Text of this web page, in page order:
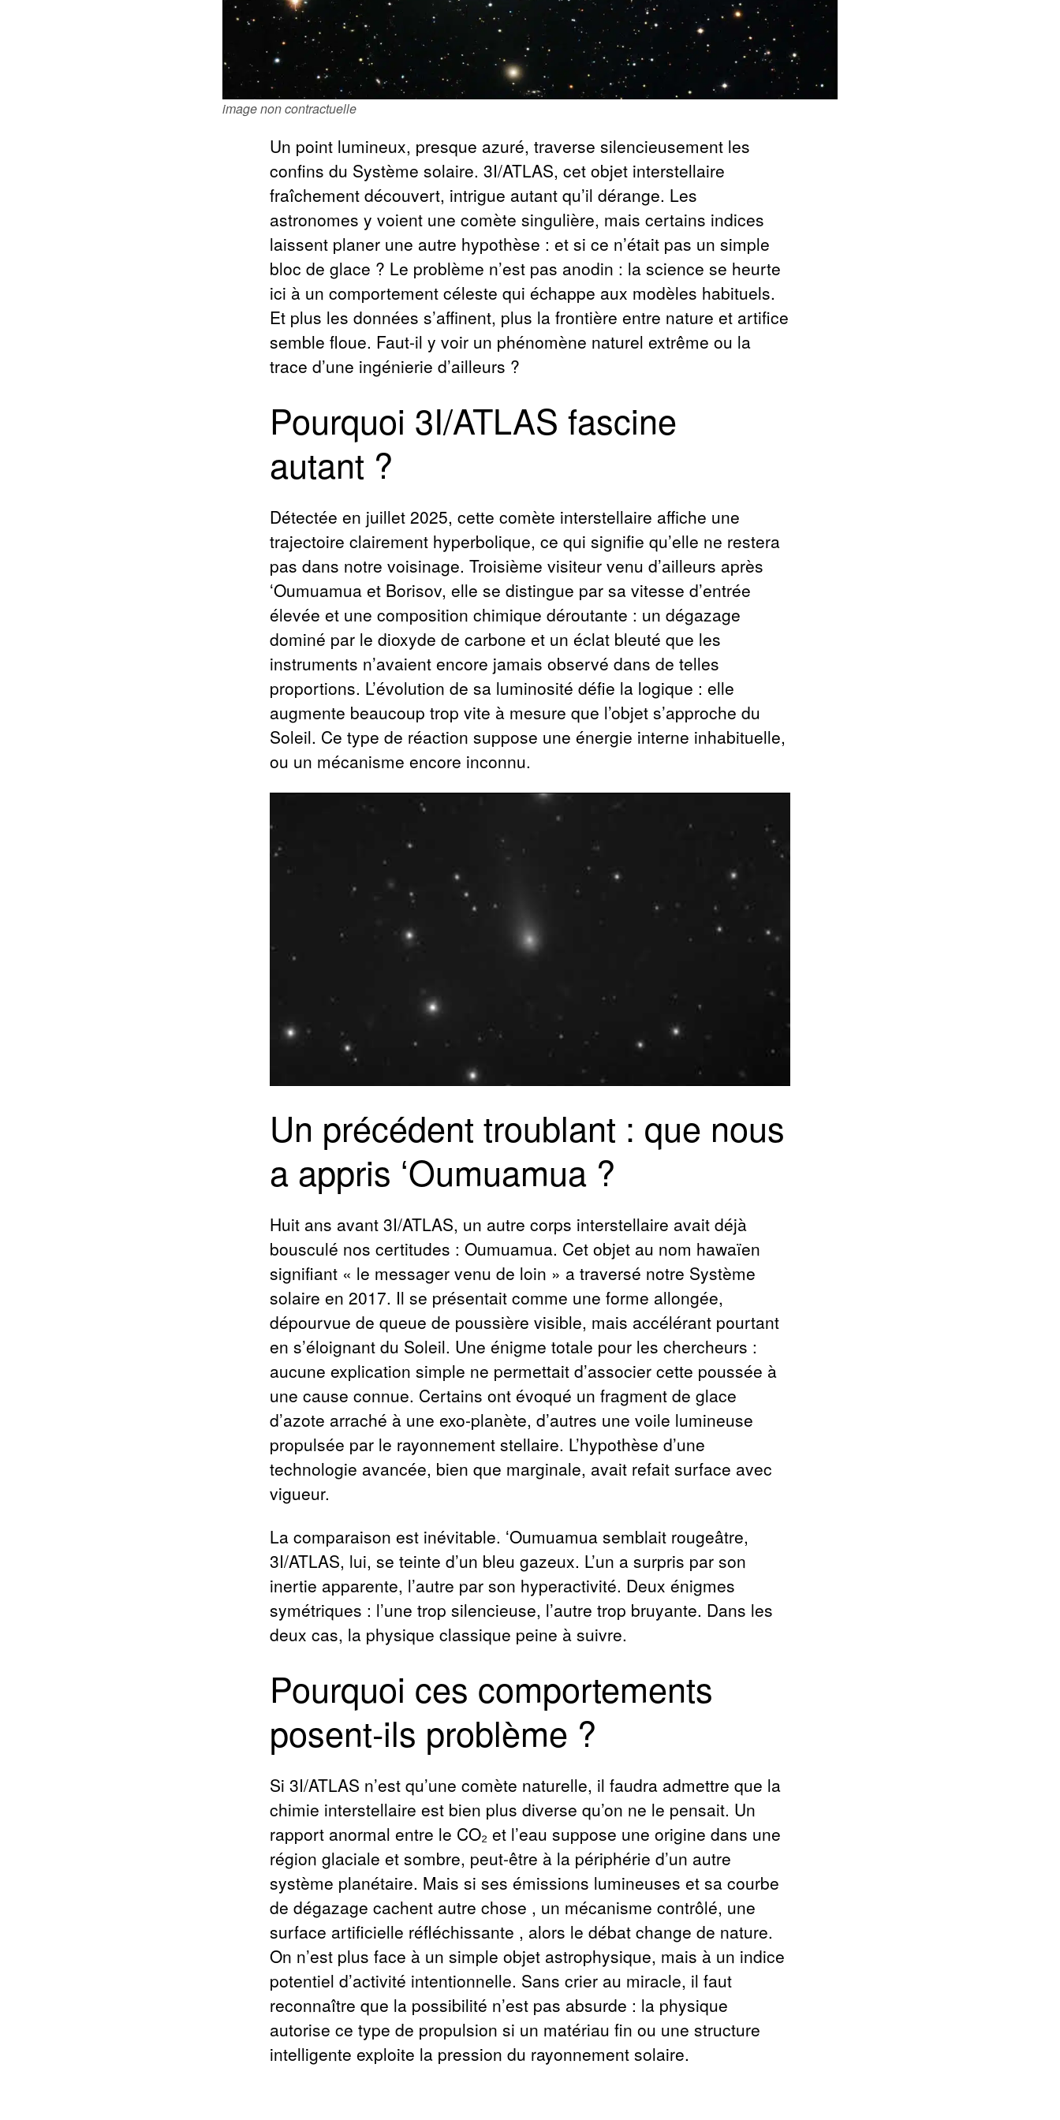
image non contractuelle
Un point lumineux, presque azuré, traverse silencieusement les
confins du Système solaire. 3I/ATLAS, cet objet interstellaire
fraîchement découvert, intrigue autant qu’il dérange. Les
astronomes y voient une comète singulière, mais certains indices
laissent planer une autre hypothèse : et si ce n’était pas un simple
bloc de glace ? Le problème n’est pas anodin : la science se heurte
ici à un comportement céleste qui échappe aux modèles habituels.
Et plus les données s’affinent, plus la frontière entre nature et artifice
semble floue. Faut-il y voir un phénomène naturel extrême ou la
trace d’une ingénierie d’ailleurs ?
Pourquoi 3I/ATLAS fascine
autant ?
Détectée en juillet 2025, cette comète interstellaire affiche une
trajectoire clairement hyperbolique, ce qui signifie qu’elle ne restera
pas dans notre voisinage. Troisième visiteur venu d’ailleurs après
ʻOumuamua et Borisov, elle se distingue par sa vitesse d’entrée
élevée et une composition chimique déroutante : un dégazage
dominé par le dioxyde de carbone et un éclat bleuté que les
instruments n’avaient encore jamais observé dans de telles
proportions. L’évolution de sa luminosité défie la logique : elle
augmente beaucoup trop vite à mesure que l’objet s’approche du
Soleil. Ce type de réaction suppose une énergie interne inhabituelle,
ou un mécanisme encore inconnu.
Un précédent troublant : que nous
a appris ʻOumuamua ?
Huit ans avant 3I/ATLAS, un autre corps interstellaire avait déjà
bousculé nos certitudes : Oumuamua. Cet objet au nom hawaïen
signifiant « le messager venu de loin » a traversé notre Système
solaire en 2017. Il se présentait comme une forme allongée,
dépourvue de queue de poussière visible, mais accélérant pourtant
en s’éloignant du Soleil. Une énigme totale pour les chercheurs :
aucune explication simple ne permettait d’associer cette poussée à
une cause connue. Certains ont évoqué un fragment de glace
d’azote arraché à une exo-planète, d’autres une voile lumineuse
propulsée par le rayonnement stellaire. L’hypothèse d’une
technologie avancée, bien que marginale, avait refait surface avec
vigueur.
La comparaison est inévitable. ʻOumuamua semblait rougeâtre,
3I/ATLAS, lui, se teinte d’un bleu gazeux. L’un a surpris par son
inertie apparente, l’autre par son hyperactivité. Deux énigmes
symétriques : l’une trop silencieuse, l’autre trop bruyante. Dans les
deux cas, la physique classique peine à suivre.
Pourquoi ces comportements
posent-ils problème ?
Si 3I/ATLAS n’est qu’une comète naturelle, il faudra admettre que la
chimie interstellaire est bien plus diverse qu’on ne le pensait. Un
rapport anormal entre le CO₂ et l’eau suppose une origine dans une
région glaciale et sombre, peut-être à la périphérie d’un autre
système planétaire. Mais si ses émissions lumineuses et sa courbe
de dégazage cachent autre chose , un mécanisme contrôlé, une
surface artificielle réfléchissante , alors le débat change de nature.
On n’est plus face à un simple objet astrophysique, mais à un indice
potentiel d’activité intentionnelle. Sans crier au miracle, il faut
reconnaître que la possibilité n’est pas absurde : la physique
autorise ce type de propulsion si un matériau fin ou une structure
intelligente exploite la pression du rayonnement solaire.